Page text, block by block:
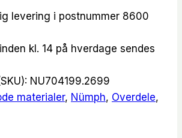
levering i postnummer 8600
kl. 14 på hverdage sendes
NU704199.2699
materialer, Nümph, Overdele,